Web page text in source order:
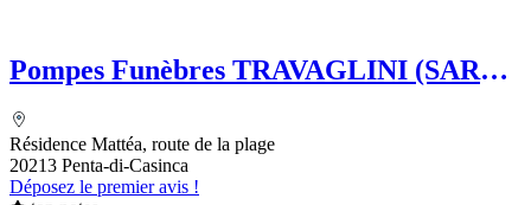
Pompes Funèbres TRAVAGLINI (SARL)
TRAVAGLINI - Chambre Funéraire
Résidence Mattéa, route de la plage
20213 Penta-di-Casinca
Déposez le premier avis !